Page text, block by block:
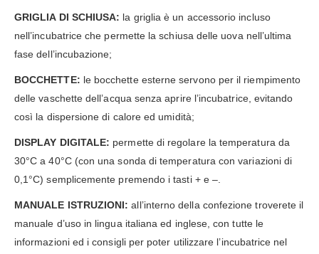
GRIGLIA DI SCHIUSA: la griglia è un accessorio incluso
nell’incubatrice che permette la schiusa delle uova nell’ultima
fase dell’incubazione;
BOCCHETTE: le bocchette esterne servono per il riempimento
delle vaschette dell’acqua senza aprire l’incubatrice, evitando
così la dispersione di calore ed umidità;
DISPLAY DIGITALE: permette di regolare la temperatura da
30°C a 40°C (con una sonda di temperatura con variazioni di
0,1°C) semplicemente premendo i tasti + e –.
MANUALE ISTRUZIONI: all’interno della confezione troverete il
manuale d’uso in lingua italiana ed inglese, con tutte le
informazioni ed i consigli per poter utilizzare l’incubatrice nel